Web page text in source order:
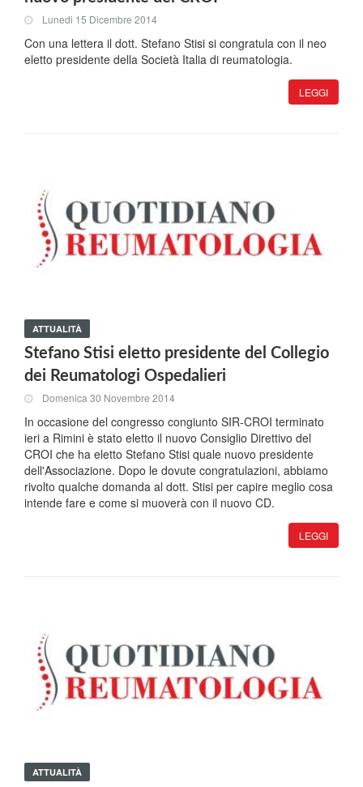
Lunedi 15 Dicembre 2014
Con una lettera il dott. Stefano Stisi si congratula con il neo
eletto presidente della Società Italia di reumatologia.
LEGGI
ATTUALITÀ
Stefano Stisi eletto presidente del Collegio
dei Reumatologi Ospedalieri
Domenica 30 Novembre 2014
In occasione del congresso congiunto SIR-CROI terminato
ieri a Rimini è stato eletto il nuovo Consiglio Direttivo del
CROI che ha eletto Stefano Stisi quale nuovo presidente
dell'Associazione. Dopo le dovute congratulazioni, abbiamo
rivolto qualche domanda al dott. Stisi per capire meglio cosa
intende fare e come si muoverà con il nuovo CD.
LEGGI
ATTUALITÀ